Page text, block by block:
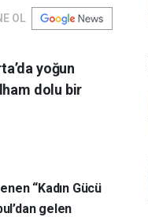
OL
yoğun
dolu bir
“Kadın Gücü
gelen